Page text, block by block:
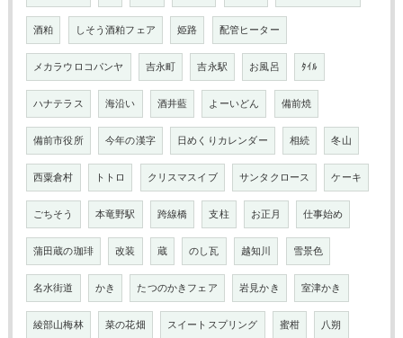
酒粕 しそう酒粕フェア 姫路 配管ヒーター
メカラウロコパンヤ 吉永町 吉永駅 お風呂 ﾀｲﾙ
ハナテラス 海沿い 酒井藍 よーいどん 備前焼
備前市役所 今年の漢字 日めくりカレンダー 相続 冬山
西粟倉村 トトロ クリスマスイブ サンタクロース ケーキ
ごちそう 本竜野駅 跨線橋 支柱 お正月 仕事始め
蒲田蔵の珈琲 改装 蔵 のし瓦 越知川 雪景色
名水街道 かき たつのかきフェア 岩見かき 室津かき
綾部山梅林 菜の花畑 スイートスプリング 蜜柑 八朔